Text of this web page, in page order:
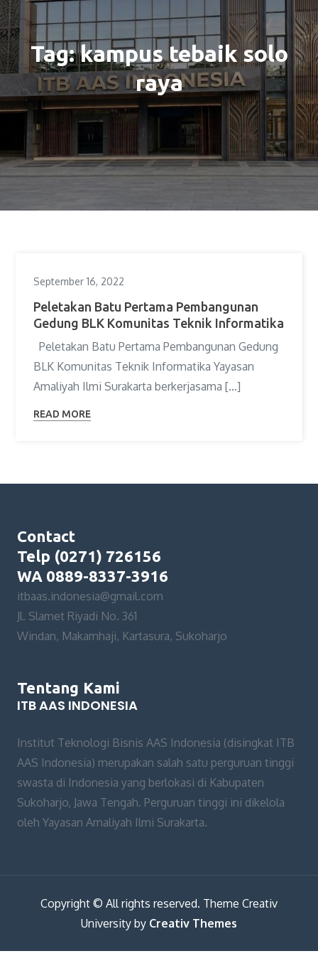
Tag:kampus tebaik solo
raya
September 16, 2022
Peletakan Batu Pertama Pembangunan
Gedung BLK Komunitas Teknik Informatika
Peletakan Batu Pertama Pembangunan Gedung
BLK Komunitas Teknik Informatika Yayasan
Amaliyah Ilmi Surakarta berkerjasama […]
READ MORE
Contact
Telp (0271) 726156
WA 0889-8337-3916
itbaas.indonesia@gmail.com
Jl. Slamet Riyadi No. 361
Windan, Makamhaji, Kartasura, Sukoharjo
Tentang Kami
ITB AAS INDONESIA
Institut Teknologi Bisnis AAS Indonesia (disingkat ITB
AAS Indonesia) merupakan salah satu perguruan tinggi
swasta di Indonesia yang berlokasi di Kabupaten
Sukoharjo, Jawa Tengah. Perguruan tinggi ini dikelola
oleh Yayasan Amaliyah Ilmi Surakarta.
Copyright © All rights reserved. Theme Creativ
University by Creativ Themes